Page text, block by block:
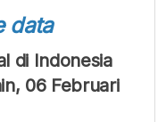
data
di Indonesia
06 Februari